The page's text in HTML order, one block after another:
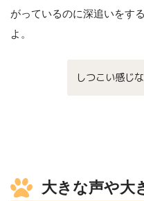
がっているのに深追いをす
よ。
しつこい感じ
大きな声や大